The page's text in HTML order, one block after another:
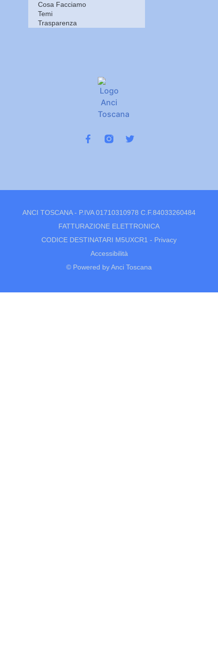
Cosa Facciamo
Temi
Trasparenza
ANCI TOSCANA - P.IVA 01710310978 C.F.84033260484
FATTURAZIONE ELETTRONICA
CODICE DESTINATARI M5UXCR1 - Privacy
Accessibilità
© Powered by Anci Toscana